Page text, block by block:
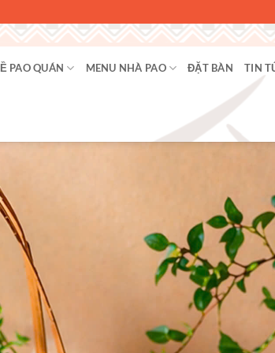
PAO QUÁN MENU NHÀ PAO ĐẶT BÀN TIN